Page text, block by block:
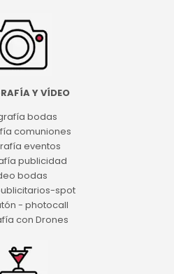
Y VÍDEO
bodas
comuniones
eventos
publicidad
bodas
spot
- photocall
con Drones